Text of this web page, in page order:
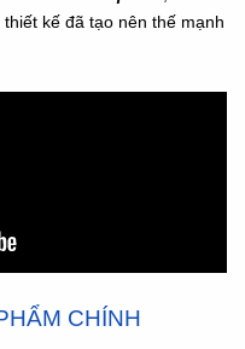
kế đã tạo nên thế mạnh
CHÍNH